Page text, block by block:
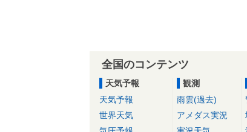
全国のコンテンツ
天気予報
天気予報
世界天気
観測
雨雲(過去)
アメダス実況